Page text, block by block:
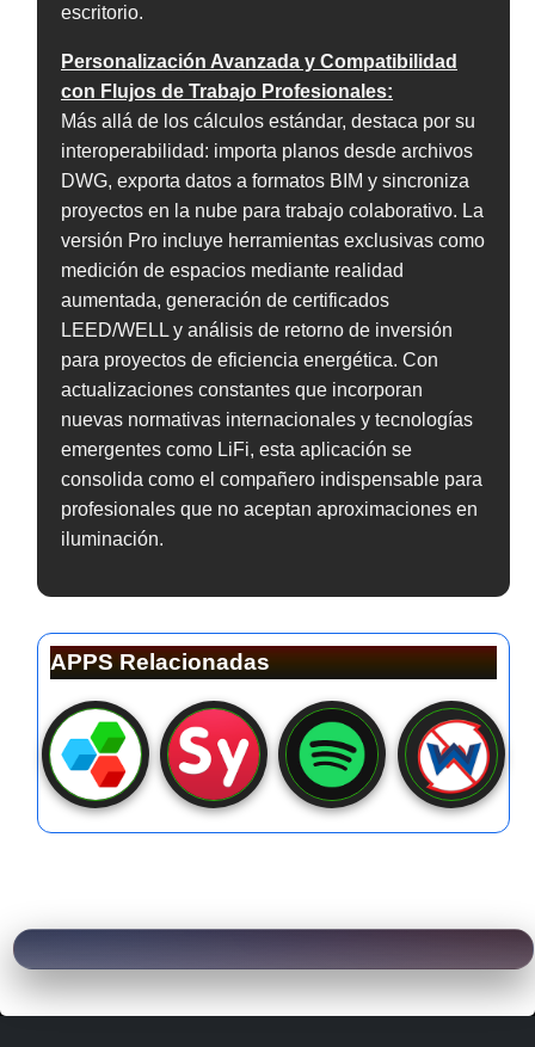
escritorio.
Personalización Avanzada y Compatibilidad
con Flujos de Trabajo Profesionales:
Más allá de los cálculos estándar, destaca por su
interoperabilidad: importa planos desde archivos
DWG, exporta datos a formatos BIM y sincroniza
proyectos en la nube para trabajo colaborativo. La
versión Pro incluye herramientas exclusivas como
medición de espacios mediante realidad
aumentada, generación de certificados
LEED/WELL y análisis de retorno de inversión
para proyectos de eficiencia energética. Con
actualizaciones constantes que incorporan
nuevas normativas internacionales y tecnologías
emergentes como LiFi, esta aplicación se
consolida como el compañero indispensable para
profesionales que no aceptan aproximaciones en
iluminación.
APPS Relacionadas